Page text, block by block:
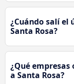
¿Cuándo salí el
Santa Rosa?
¿Qué
a Santa Rosa?